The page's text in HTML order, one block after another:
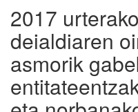
2017
deialdiaren
asmorik